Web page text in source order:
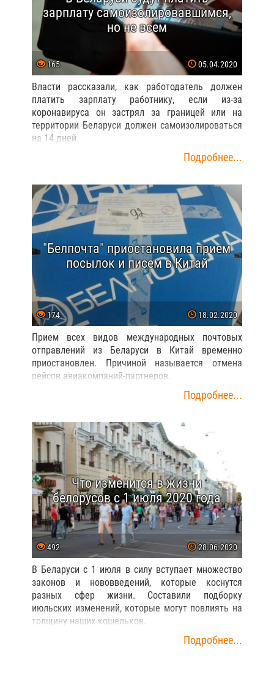
зарплату самоизолировавшимся,
но не всем
165 05.04.2020
Власти рассказали, как работодатель должен
платить зарплату работнику, если из-за
коронавируса он застрял за границей или на
территории Беларуси должен самоизолироваться
на 14 дней.
Подробнее...
"Белпочта" приостановила прием
посылок и писем в Китай
174 18.02.2020
Прием всех видов международных почтовых
отправлений из Беларуси в Китай временно
приостановлен. Причиной называется отмена
рейсов авиакомпаний-партнеров.
Подробнее...
Что изменится в жизни
белорусов с 1 июля 2020 года
492 28.06.2020
В Беларуси с 1 июля в силу вступает множество
законов и нововведений, которые коснутся
разных сфер жизни. Cоставили подборку
июльских изменений, которые могут повлиять на
толщину наших кошельков.
Подробнее...